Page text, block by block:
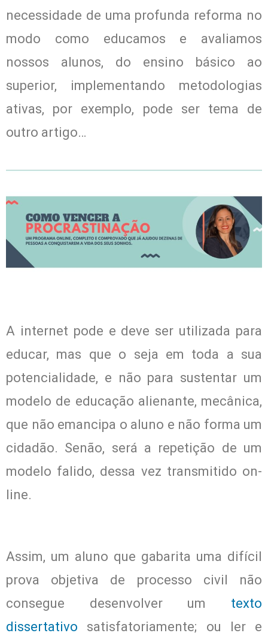
necessidade de uma profunda reforma no
modo como educamos e avaliamos
nossos alunos, do ensino básico ao
superior, implementando metodologias
ativas, por exemplo, pode ser tema de
outro artigo…
A internet pode e deve ser utilizada para
educar, mas que o seja em toda a sua
potencialidade, e não para sustentar um
modelo de educação alienante, mecânica,
que não emancipa o aluno e não forma um
cidadão. Senão, será a repetição de um
modelo falido, dessa vez transmitido on-
line.
Assim, um aluno que gabarita uma difícil
prova objetiva de processo civil não
consegue desenvolver um texto
dissertativo satisfatoriamente; ou ler e